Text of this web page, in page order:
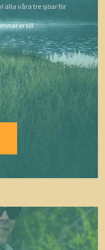
alla våra tre sjöar för
er till